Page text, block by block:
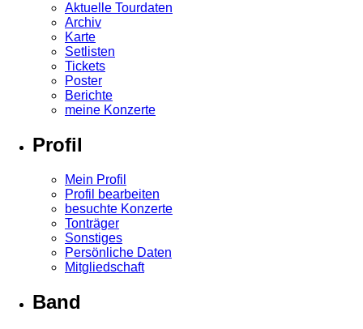
Aktuelle Tourdaten
Archiv
Karte
Setlisten
Tickets
Poster
Berichte
meine Konzerte
Profil
Mein Profil
Profil bearbeiten
besuchte Konzerte
Tonträger
Sonstiges
Persönliche Daten
Mitgliedschaft
Band